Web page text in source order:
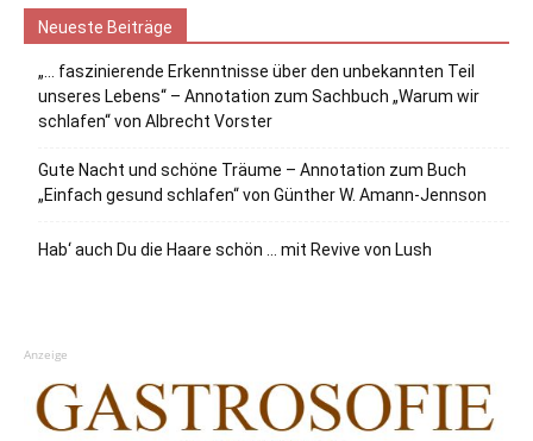
Neueste Beiträge
„… faszinierende Erkenntnisse über den unbekannten Teil
unseres Lebens“ – Annotation zum Sachbuch „Warum wir
schlafen“ von Albrecht Vorster
Gute Nacht und schöne Träume – Annotation zum Buch
„Einfach gesund schlafen“ von Günther W. Amann-Jennson
Hab‘ auch Du die Haare schön … mit Revive von Lush
Anzeige